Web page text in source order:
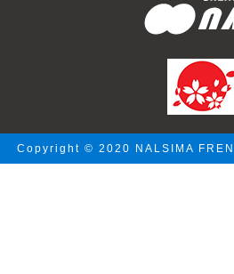
Copyright © 2020 NALSIMA